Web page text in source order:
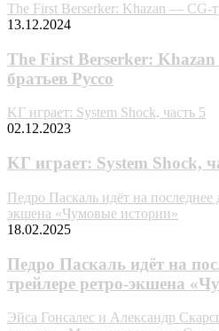
The First Berserker: Khazan — CG-
13.12.2024
The First Berserker:
братьев Руссо
KГ игpaeт: System Shock, чacть 5
02.12.2023
KГ игpaeт: System Shock,
Педро Паскаль идёт на последнее
экшена «Чумовые истории»
18.02.2025
Педро Паскаль идёт на
трейлере ретро-экшена
Эйса Гонсалес и Александр